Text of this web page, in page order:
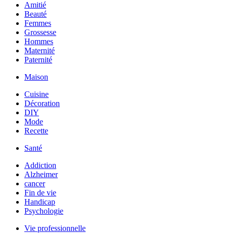
Amitié
Beauté
Femmes
Grossesse
Hommes
Maternité
Paternité
Maison
Cuisine
Décoration
DIY
Mode
Recette
Santé
Addiction
Alzheimer
cancer
Fin de vie
Handicap
Psychologie
Vie professionnelle